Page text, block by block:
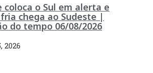
coloca o Sul em alerta e
chega ao Sudeste |
do tempo 06/08/2026
2026